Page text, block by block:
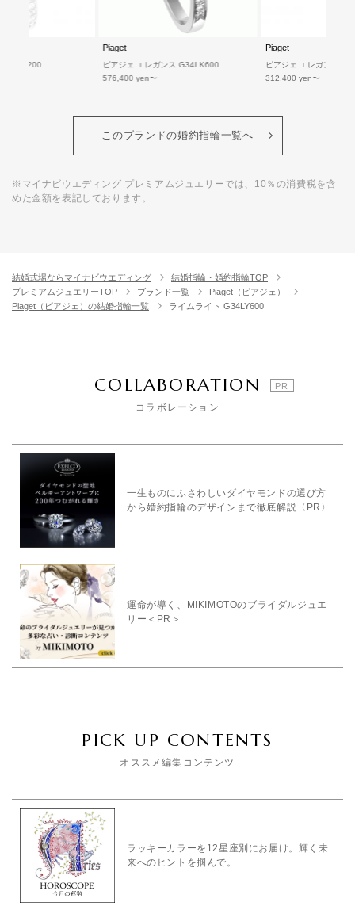
Piaget
ピアジェ エレガンス G34LK600
576,400 yen
Piaget
ピアジェ エレガンス
312,400 yen
このブランドの婚約指輪一覧へ
※マイナビウエディング プレミアムジュエリーでは、10％の消費税を含
めた金額を表記しております。
結婚式場ならマイナビウエディング
結婚指輪・婚約指輪TOP
プレミアムジュエリーTOP
ブランド一覧
Piaget（ピアジェ）
Piaget（ピアジェ）の結婚指輪一覧
ライムライト G34LY600
COLLABORATION
コラボレーション
一生ものにふさわしいダイヤモンドの選び方
から婚約指輪のデザインまで徹底解説〈PR〉
運命が導く、MIKIMOTOのブライダルジュエ
リー＜PR＞
PICK UP CONTENTS
オススメ編集コンテンツ
ラッキーカラーを12星座別にお届け。輝く未
来へのヒントを掴んで。